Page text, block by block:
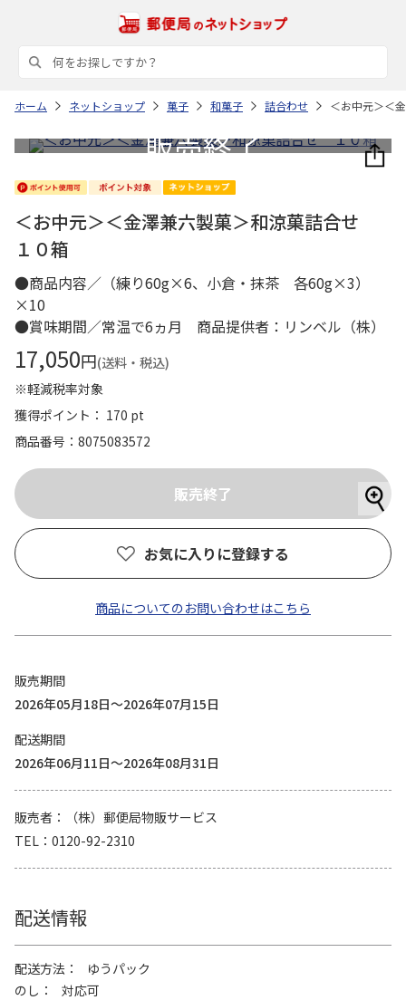
ホーム ネットショップ 菓子 和菓子 詰合わせ ＜お中元＞＜
＜お中元＞＜金澤兼六製菓＞和涼菓詰合せ
１０箱
●商品内容／（練り60g×6、小倉・抹茶 各60g×3）
×10
●賞味期間／常温で6ヵ月 商品提供者：リンベル（株）
17,050円(送料・税込)
※軽減税率対象
獲得ポイント： 170 pt
商品番号
8075083572
お気に入りに登録する
商品についてのお問い合わせはこちら
販売期間
2026年05月18日～2026年07月15日
配送期間
2026年06月11日～2026年08月31日
販売者
（株）郵便局物販サービス
TEL
0120-92-2310
配送情報
配送方法
ゆうパック
のし
対応可